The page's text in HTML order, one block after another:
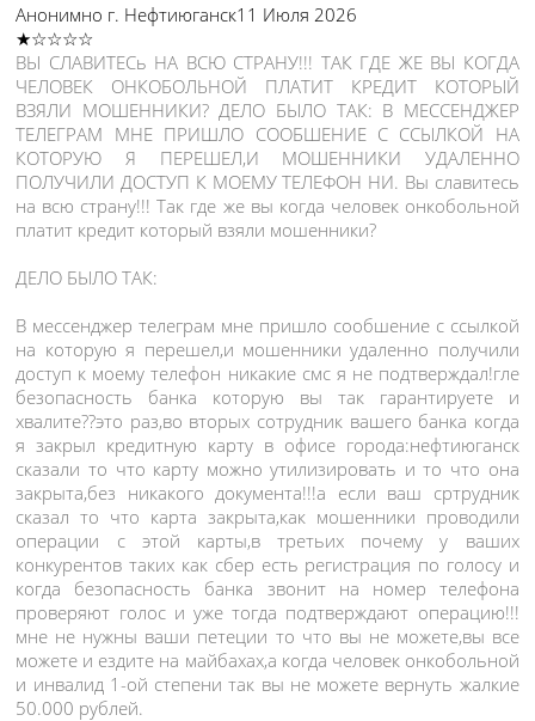
Анонимно г. Нефтиюганск11 Июля 2026
★☆☆☆☆
ВЫ СЛАВИТЕСь НА ВСЮ СТРАНУ!!! ТАК ГДЕ ЖЕ ВЫ КОГДА
ЧЕЛОВЕК ОНКОБОЛЬНОЙ ПЛАТИТ КРЕДИТ КОТОРЫЙ
ВЗЯЛИ МОШЕННИКИ? ДЕЛО БЫЛО ТАК: В МЕССЕНДЖЕР
ТЕЛЕГРАМ МНЕ ПРИШЛО СООБШЕНИЕ С ССЫЛКОЙ НА
КОТОРУЮ Я ПЕРЕШЕЛ,И МОШЕННИКИ УДАЛЕННО
ПОЛУЧИЛИ ДОСТУП К МОЕМУ ТЕЛЕФОН НИ. Вы славитесь
на всю страну!!! Так где же вы когда человек онкобольной
платит кредит который взяли мошенники?
ДЕЛО БЫЛО ТАК:
В мессенджер телеграм мне пришло сообшение с ссылкой
на которую я перешел,и мошенники удаленно получили
доступ к моему телефон никакие смс я не подтверждал!гле
безопасность банка которую вы так гарантируете и
хвалите??это раз,во вторых сотрудник вашего банка когда
я закрыл кредитную карту в офисе города:нефтиюганск
сказали то что карту можно утилизировать и то что она
закрыта,без никакого документа!!!а если ваш сртрудник
сказал то что карта закрыта,как мошенники проводили
операции с этой карты,в третьих почему у ваших
конкурентов таких как сбер есть регистрация по голосу и
когда безопасность банка звонит на номер телефона
проверяют голос и уже тогда подтверждают операцию!!!
мне не нужны ваши петеции то что вы не можете,вы все
можете и ездите на майбахах,а когда человек онкобольной
и инвалид 1-ой степени так вы не можете вернуть жалкие
50.000 рублей.